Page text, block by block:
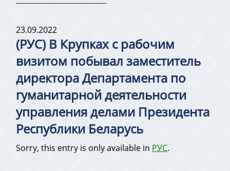
23.09.2022
(РУС) В Крупках с рабочим
визитом побывал заместитель
директора Департамента по
гуманитарной деятельности
управления делами Президента
Республики Беларусь
Sorry, this entry is only available in РУС.